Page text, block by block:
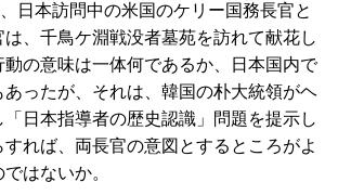
日本訪問中の米国のケリー国務長官と
、千鳥ケ淵戦没者墓苑を訪れて献花し
動の意味は一体何であるか、日本国内で
あったが、それは、韓国の朴大統領がヘ
日本指導者の歴史認識」問題を提示し
れば、両長官の意図とするところがよ
はないか。